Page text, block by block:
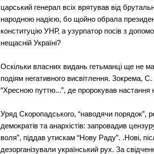
царський генерал всіх врятував від
народною надією, бо щойно обрала
конституцію УНР, а узурпатор посів з
нещасній Україні?
Оскільки власних видань гетьманці ще не
подіям негативного висвітлення. Зокрема,
“Хресною путтю...”, де пророкував настання
Уряд Скоропадського, “наводячи порядок”,
демократів та анархістів: запровадив
воля”, піддав утискам “Нову Раду”. .Нові,
дезорганізували український рух. За